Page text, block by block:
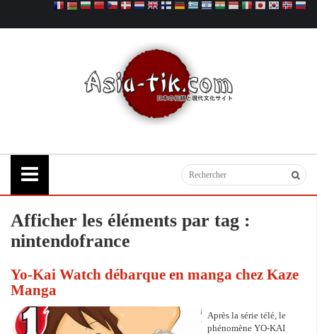
Afficher les éléments par tag :
nintendofrance
Yo-Kai Watch débarque en manga chez Kaze
Manga
Après la série télé, le
phénomène YO-KAI